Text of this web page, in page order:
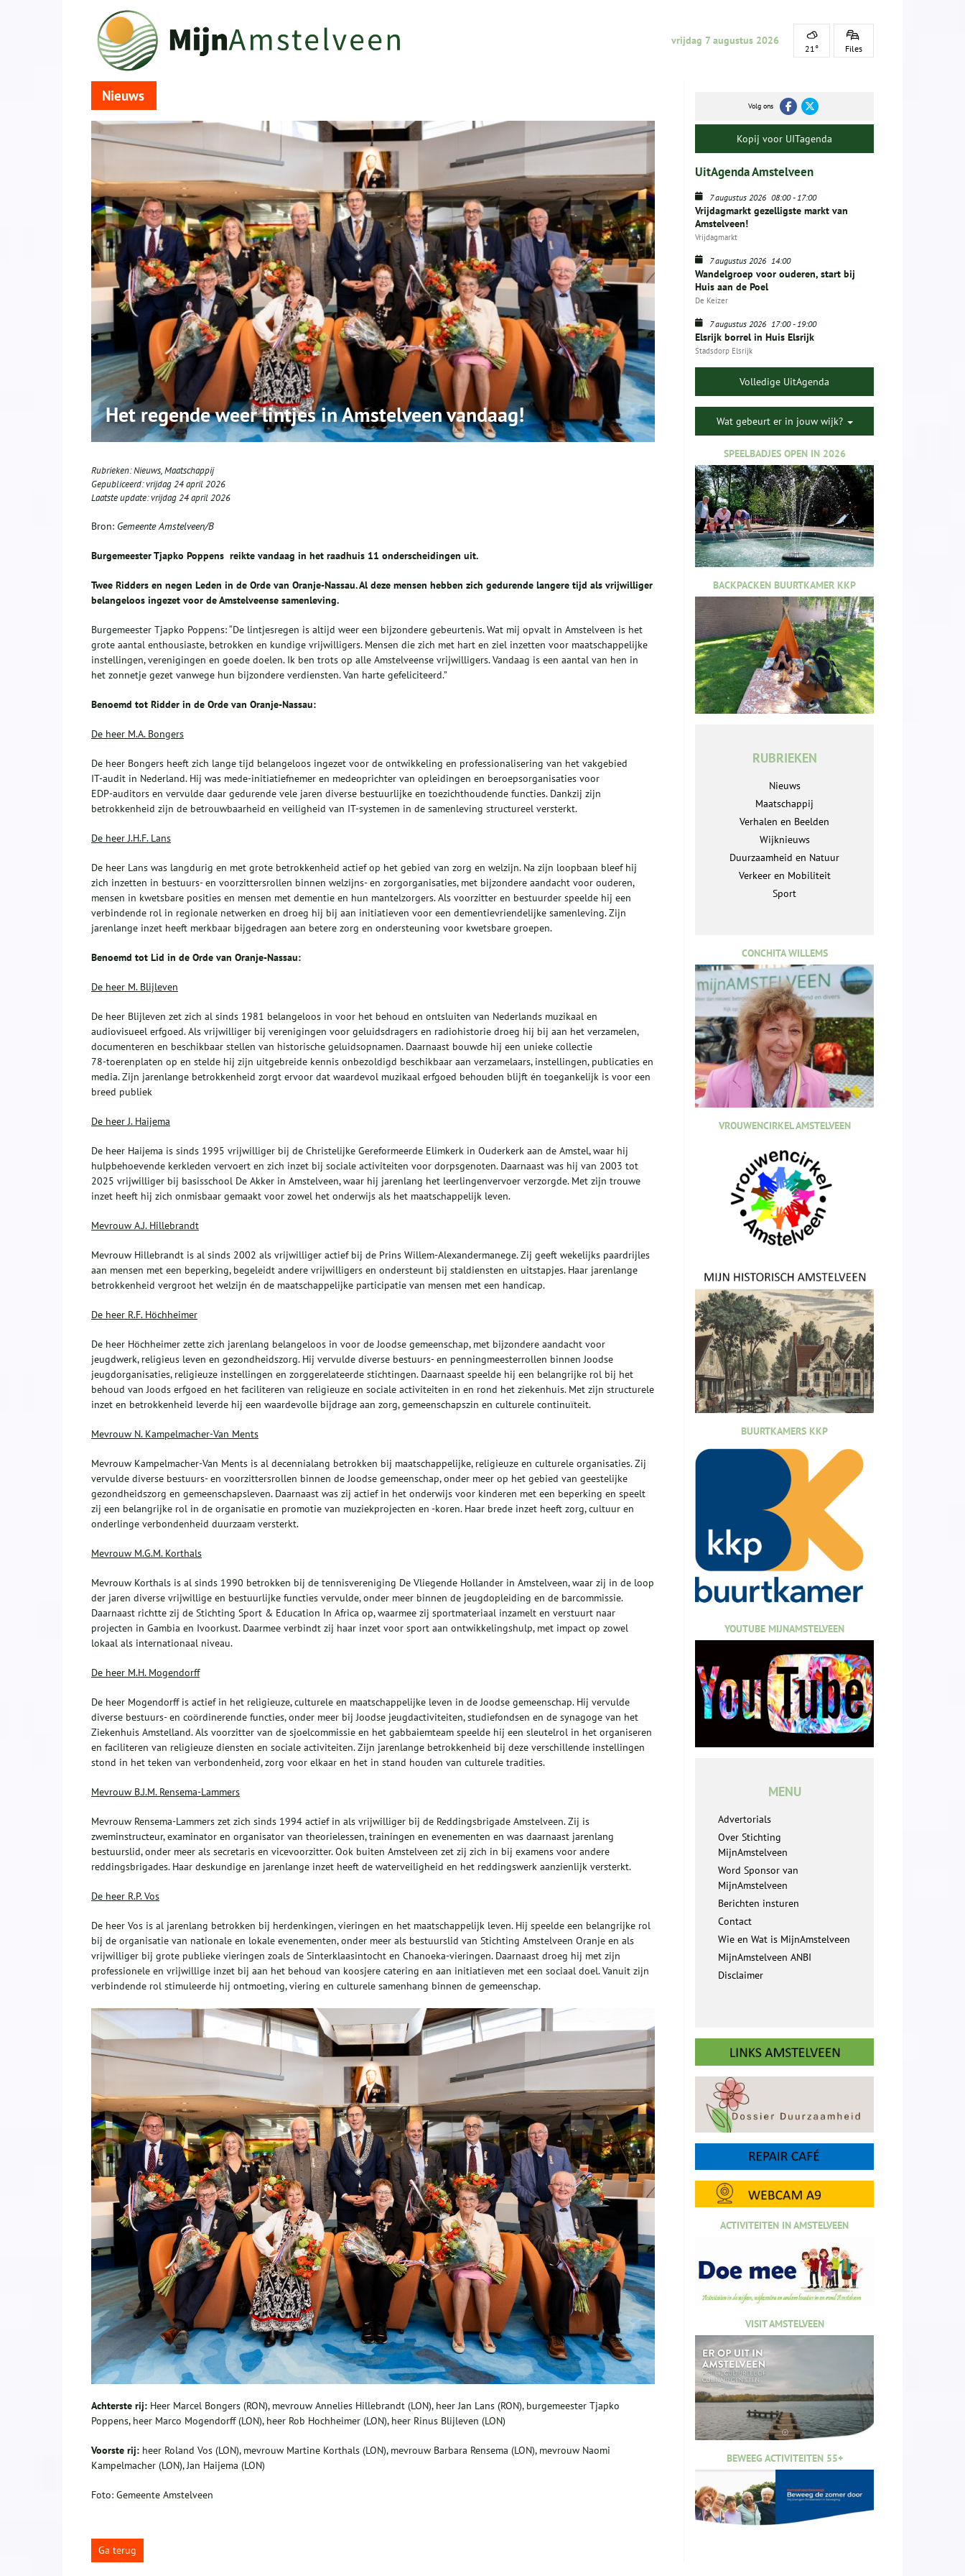
vrijdag 7 augustus 2026
21° Files
Nieuws
Het regende weer lintjes in Amstelveen vandaag!
Rubrieken:Nieuws,Maatschappij
Gepubliceerd:vrijdag 24 april 2026
Laatste update:vrijdag 24 april 2026
Bron: Gemeente Amstelveen/B
Burgemeester Tjapko Poppens reikte vandaag in het raadhuis 11 onderscheidingen uit.
Twee Ridders en negen Leden in de Orde van Oranje-Nassau. Al deze mensen hebben zich gedurende langere tijd als vrijwilliger
belangeloos ingezet voor de Amstelveense samenleving.
Burgemeester Tjapko Poppens: “De lintjesregen is altijd weer een bijzondere gebeurtenis. Wat mij opvalt in Amstelveen is het
grote aantal enthousiaste, betrokken en kundige vrijwilligers. Mensen die zich met hart en ziel inzetten voor maatschappelijke
instellingen, verenigingen en goede doelen. Ik ben trots op alle Amstelveense vrijwilligers. Vandaag is een aantal van hen in
het zonnetje gezet vanwege hun bijzondere verdiensten. Van harte gefeliciteerd.”
Benoemd tot Ridder in de Orde van Oranje-Nassau:
De heer M.A. Bongers
De heer Bongers heeft zich lange tijd belangeloos ingezet voor de ontwikkeling en professionalisering van het vakgebied
IT‑audit in Nederland. Hij was mede‑initiatiefnemer en medeoprichter van opleidingen en beroepsorganisaties voor
EDP‑auditors en vervulde daar gedurende vele jaren diverse bestuurlijke en toezichthoudende functies. Dankzij zijn
betrokkenheid zijn de betrouwbaarheid en veiligheid van IT‑systemen in de samenleving structureel versterkt.
De heer J.H.F. Lans
De heer Lans was langdurig en met grote betrokkenheid actief op het gebied van zorg en welzijn. Na zijn loopbaan bleef hij
zich inzetten in bestuurs- en voorzittersrollen binnen welzijns- en zorgorganisaties, met bijzondere aandacht voor ouderen,
mensen in kwetsbare posities en mensen met dementie en hun mantelzorgers. Als voorzitter en bestuurder speelde hij een
verbindende rol in regionale netwerken en droeg hij bij aan initiatieven voor een dementievriendelijke samenleving. Zijn
jarenlange inzet heeft merkbaar bijgedragen aan betere zorg en ondersteuning voor kwetsbare groepen.
Benoemd tot Lid in de Orde van Oranje-Nassau:
De heer M. Blijleven
De heer Blijleven zet zich al sinds 1981 belangeloos in voor het behoud en ontsluiten van Nederlands muzikaal en
audiovisueel erfgoed. Als vrijwilliger bij verenigingen voor geluidsdragers en radiohistorie droeg hij bij aan het verzamelen,
documenteren en beschikbaar stellen van historische geluidsopnamen. Daarnaast bouwde hij een unieke collectie
78‑toerenplaten op en stelde hij zijn uitgebreide kennis onbezoldigd beschikbaar aan verzamelaars, instellingen, publicaties en
media. Zijn jarenlange betrokkenheid zorgt ervoor dat waardevol muzikaal erfgoed behouden blijft én toegankelijk is voor een
breed publiek
De heer J. Haijema
De heer Haijema is sinds 1995 vrijwilliger bij de Christelijke Gereformeerde Elimkerk in Ouderkerk aan de Amstel, waar hij
hulpbehoevende kerkleden vervoert en zich inzet bij sociale activiteiten voor dorpsgenoten. Daarnaast was hij van 2003 tot
2025 vrijwilliger bij basisschool De Akker in Amstelveen, waar hij jarenlang het leerlingenvervoer verzorgde. Met zijn trouwe
inzet heeft hij zich onmisbaar gemaakt voor zowel het onderwijs als het maatschappelijk leven.
Mevrouw A.J. Hillebrandt
Mevrouw Hillebrandt is al sinds 2002 als vrijwilliger actief bij de Prins Willem‑Alexandermanege. Zij geeft wekelijks paardrijles
aan mensen met een beperking, begeleidt andere vrijwilligers en ondersteunt bij staldiensten en uitstapjes. Haar jarenlange
betrokkenheid vergroot het welzijn én de maatschappelijke participatie van mensen met een handicap.
De heer R.F. Höchheimer
De heer Höchheimer zette zich jarenlang belangeloos in voor de Joodse gemeenschap, met bijzondere aandacht voor
jeugdwerk, religieus leven en gezondheidszorg. Hij vervulde diverse bestuurs- en penningmeesterrollen binnen Joodse
jeugdorganisaties, religieuze instellingen en zorggerelateerde stichtingen. Daarnaast speelde hij een belangrijke rol bij het
behoud van Joods erfgoed en het faciliteren van religieuze en sociale activiteiten in en rond het ziekenhuis. Met zijn structurele
inzet en betrokkenheid leverde hij een waardevolle bijdrage aan zorg, gemeenschapszin en culturele continuïteit.
Mevrouw N. Kampelmacher-Van Ments
Mevrouw Kampelmacher-Van Ments is al decennialang betrokken bij maatschappelijke, religieuze en culturele organisaties. Zij
vervulde diverse bestuurs- en voorzittersrollen binnen de Joodse gemeenschap, onder meer op het gebied van geestelijke
gezondheidszorg en gemeenschapsleven. Daarnaast was zij actief in het onderwijs voor kinderen met een beperking en speelt
zij een belangrijke rol in de organisatie en promotie van muziekprojecten en -koren. Haar brede inzet heeft zorg, cultuur en
onderlinge verbondenheid duurzaam versterkt.
Mevrouw M.G.M. Korthals
Mevrouw Korthals is al sinds 1990 betrokken bij de tennisvereniging De Vliegende Hollander in Amstelveen, waar zij in de loop
der jaren diverse vrijwillige en bestuurlijke functies vervulde, onder meer binnen de jeugdopleiding en de barcommissie.
Daarnaast richtte zij de Stichting Sport & Education In Africa op, waarmee zij sportmateriaal inzamelt en verstuurt naar
projecten in Gambia en Ivoorkust. Daarmee verbindt zij haar inzet voor sport aan ontwikkelingshulp, met impact op zowel
lokaal als internationaal niveau.
De heer M.H. Mogendorff
De heer Mogendorff is actief in het religieuze, culturele en maatschappelijke leven in de Joodse gemeenschap. Hij vervulde
diverse bestuurs- en coördinerende functies, onder meer bij Joodse jeugdactiviteiten, studiefondsen en de synagoge van het
Ziekenhuis Amstelland. Als voorzitter van de sjoelcommissie en het gabbaiemteam speelde hij een sleutelrol in het organiseren
en faciliteren van religieuze diensten en sociale activiteiten. Zijn jarenlange betrokkenheid bij deze verschillende instellingen
stond in het teken van verbondenheid, zorg voor elkaar en het in stand houden van culturele tradities.
Mevrouw B.J.M. Rensema-Lammers
Mevrouw Rensema-Lammers zet zich sinds 1994 actief in als vrijwilliger bij de Reddingsbrigade Amstelveen. Zij is
zweminstructeur, examinator en organisator van theorielessen, trainingen en evenementen en was daarnaast jarenlang
bestuurslid, onder meer als secretaris en vicevoorzitter. Ook buiten Amstelveen zet zij zich in bij examens voor andere
reddingsbrigades. Haar deskundige en jarenlange inzet heeft de waterveiligheid en het reddingswerk aanzienlijk versterkt.
De heer R.P. Vos
De heer Vos is al jarenlang betrokken bij herdenkingen, vieringen en het maatschappelijk leven. Hij speelde een belangrijke rol
bij de organisatie van nationale en lokale evenementen, onder meer als bestuurslid van Stichting Amstelveen Oranje en als
vrijwilliger bij grote publieke vieringen zoals de Sinterklaasintocht en Chanoeka‑vieringen. Daarnaast droeg hij met zijn
professionele en vrijwillige inzet bij aan het behoud van koosjere catering en aan initiatieven met een sociaal doel. Vanuit zijn
verbindende rol stimuleerde hij ontmoeting, viering en culturele samenhang binnen de gemeenschap.
Achterste rij: Heer Marcel Bongers (RON), mevrouw Annelies Hillebrandt (LON), heer Jan Lans (RON), burgemeester Tjapko
Poppens, heer Marco Mogendorff (LON), heer Rob Hochheimer (LON), heer Rinus Blijleven (LON)
Voorste rij: heer Roland Vos (LON), mevrouw Martine Korthals (LON), mevrouw Barbara Rensema (LON), mevrouw Naomi
Kampelmacher (LON), Jan Haijema (LON)
Foto: Gemeente Amstelveen
Ga terug
Volg ons
Kopij voor UITagenda
UitAgenda Amstelveen
7 augustus 2026 08:00-17:00
Vrijdagmarkt gezelligste markt van
Amstelveen!
Vrijdagmarkt
7 augustus 2026 14:00
Wandelgroep voor ouderen, start bij
Huis aan de Poel
De Keizer
7 augustus 2026 17:00-19:00
Elsrijk borrel in Huis Elsrijk
Stadsdorp Elsrijk
Volledige UitAgenda
Wat gebeurt er in jouw wijk?
SPEELBADJES OPEN IN 2026
BACKPACKEN BUURTKAMER KKP
RUBRIEKEN
Nieuws
Maatschappij
Verhalen en Beelden
Wijknieuws
Duurzaamheid en Natuur
Verkeer en Mobiliteit
Sport
CONCHITA WILLEMS
VROUWENCIRKEL AMSTELVEEN
BUURTKAMERS KKP
YOUTUBE MIJNAMSTELVEEN
MENU
Advertorials
Over Stichting
MijnAmstelveen
Word Sponsor van
MijnAmstelveen
Berichten insturen
Contact
Wie en Wat is MijnAmstelveen
MijnAmstelveen ANBI
Disclaimer
ACTIVITEITEN IN AMSTELVEEN
VISIT AMSTELVEEN
BEWEEG ACTIVITEITEN 55+